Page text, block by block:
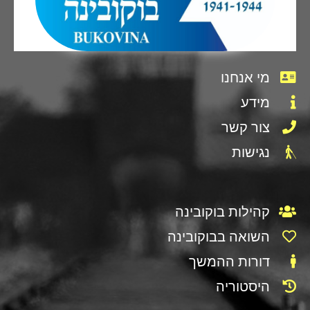
מי אנחנו
מידע
צור קשר
נגישות
קהילות בוקובינה
השואה בבוקובינה
דורות ההמשך
היסטוריה